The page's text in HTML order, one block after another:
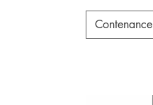
Contenance